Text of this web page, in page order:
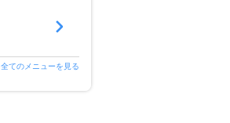
全てのメニューを見る